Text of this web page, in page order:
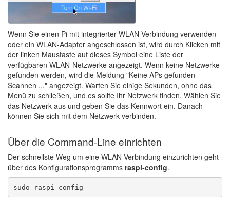
Wenn Sie einen Pi mit integrierter WLAN-Verbindung verwenden
oder ein WLAN-Adapter angeschlossen ist, wird durch Klicken mit
der linken Maustaste auf dieses Symbol eine Liste der
verfügbaren WLAN-Netzwerke angezeigt. Wenn keine Netzwerke
gefunden werden, wird die Meldung "Keine APs gefunden -
Scannen ..." angezeigt. Warten Sie einige Sekunden, ohne das
Menü zu schließen, und es sollte Ihr Netzwerk finden. Wählen Sie
das Netzwerk aus und geben Sie das Kennwort ein. Danach
können Sie sich mit dem Netzwerk verbinden.
Über die Command-Line einrichten
Der schnellste Weg um eine WLAN-Verbindung einzurichten geht
über des Konfigurationsprogramms raspi-config.